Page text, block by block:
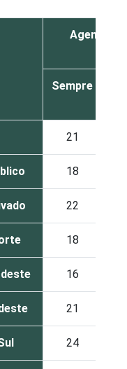
Agendar
Sempre
21
18
22
18
16
21
24